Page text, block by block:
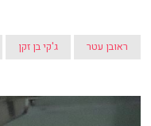
ראובן עטר ג'קי בן זקן